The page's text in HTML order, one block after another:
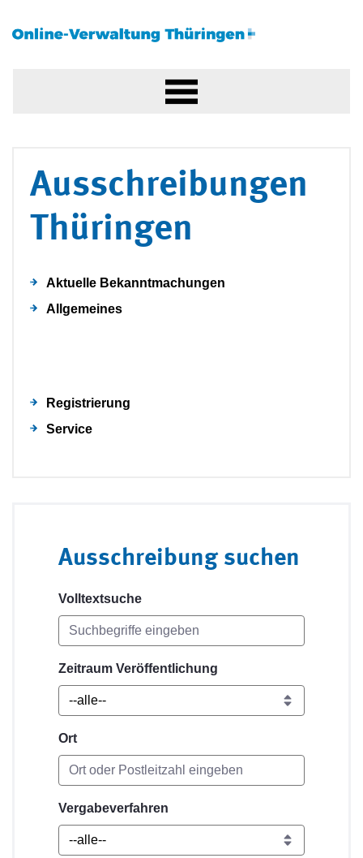
Ausschreibungen
Thüringen
Aktuelle Bekanntmachungen
Allgemeines
Registrierung
Service
Ausschreibung suchen
Volltextsuche
Zeitraum Veröffentlichung
Ort
Vergabeverfahren